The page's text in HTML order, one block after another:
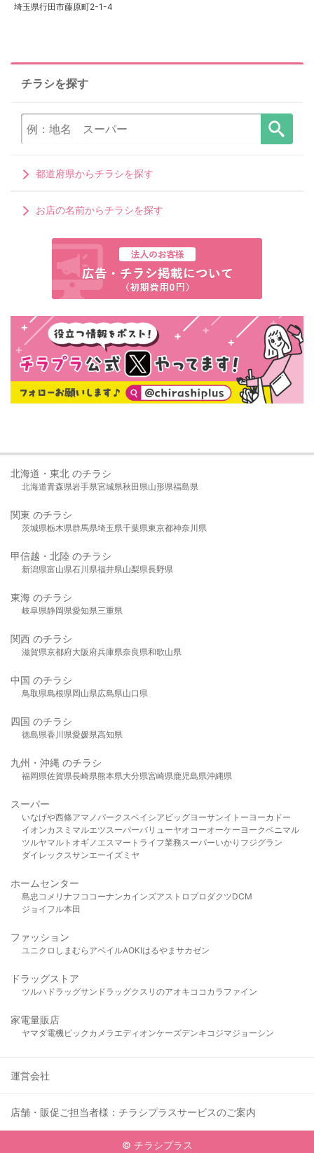
埼玉県行田市藤原町2-1-4
チラシを探す
都道府県からチラシを探す
お店の名前からチラシを探す
北海道・東北 のチラシ
北海道青森県岩手県宮城県秋田県山形県福島県
関東 のチラシ
茨城県栃木県群馬県埼玉県千葉県東京都神奈川県
甲信越・北陸 のチラシ
新潟県富山県石川県福井県山梨県長野県
東海 のチラシ
岐阜県静岡県愛知県三重県
関西 のチラシ
滋賀県京都府大阪府兵庫県奈良県和歌山県
中国 のチラシ
鳥取県島根県岡山県広島県山口県
四国 のチラシ
徳島県香川県愛媛県高知県
九州・沖縄 のチラシ
福岡県佐賀県長崎県熊本県大分県宮崎県鹿児島県沖縄県
スーパー
いなげや西條アマノパークスベイシア ビッグヨーサンイトーヨーカドー
イオンカスミ マルエツスーパーバリューヤオコーオーケー ヨークベニマル
ツルヤマルト オギノ エスマート ライフ業務スーパーいかり フジグラン
ダイレックスサンエーイズミヤ
ホームセンター
島忠 コメリ ナフコ コーナンカインズアストロプロダクツDCM
ジョイフル本田
ファッション
ユニクロ しまむら アベイルAOKIはるやま サカゼン
ドラッグストア
ツルハドラッグサンドラッグクスリのアオキ ココカラファイン
家電量販店
ヤマダ電機ビックカメラ エディオンケーズデンキ コジマジョーシン
運営会社
店舗・販促ご担当者様：チラシプラスサービスのご案内
© チラシプラス